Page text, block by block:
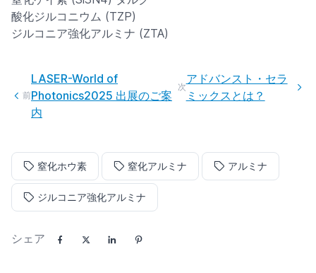
酸化ジルコニウム (TZP)
ジルコニア強化アルミナ (ZTA)
前
LASER-World of
Photonics2025 出展のご案
内
次
アドバンスト・セラ
ミックスとは？
窒化ホウ素 窒化アルミナ アルミナ
ジルコニア強化アルミナ
シェア